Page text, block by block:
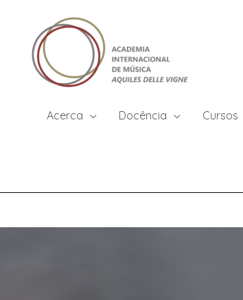
Acerca Docência Cursos